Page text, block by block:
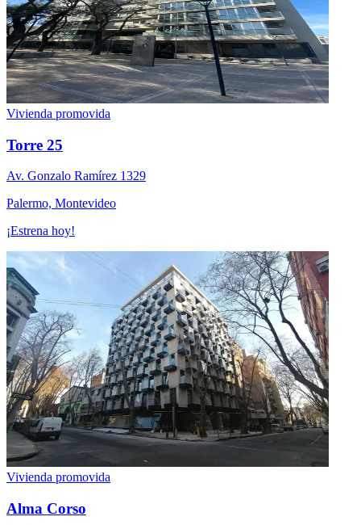
Vivienda promovida
Torre 25
Av. Gonzalo Ramí­rez 1329
Palermo, Montevideo
¡Estrena hoy!
Vivienda promovida
Alma Corso